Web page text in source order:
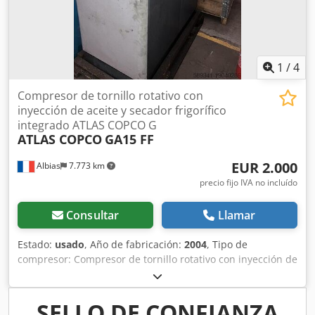
motor: 55 kW / 75 CV Capacidad: 10,62 m³/min Presión de
trabajo: 7,3 bares Velocidad del motor: 2.978 rpm Peso:
aprox. 1.580 kg Horas de funcionamiento: 17.473 / 4.022
Equipado con secador de aire integrado Revisado y listo
para su uso Este compresor es adecuado para aplicaciones
industriales que requieren un suministro de aire
comprimido fiable. Opcionalmente, se puede suministrar
con un depósito de aire comprimido nuevo o usado.
1 /4
Albias 7.773 km
Compresor de tornillo rotativo con
inyección de aceite y secador frigorífico
integrado ATLAS COPCO G
ATLAS COPCO GA15 FF
EUR 2.000
precio fijo IVA no incluído
Consultar Llamar
Estado: usado, Año de fabricación: 2004, Tipo de
compresor: Compresor de tornillo rotativo con inyección de
aceite y secador frigorífico integrado Potencia del motor:
15 kW (20 HP) Alimentación: 380 V / 50 Hz Presión de
funcionamiento: 7,5 bar Caudal de aire libre (FAD): 798